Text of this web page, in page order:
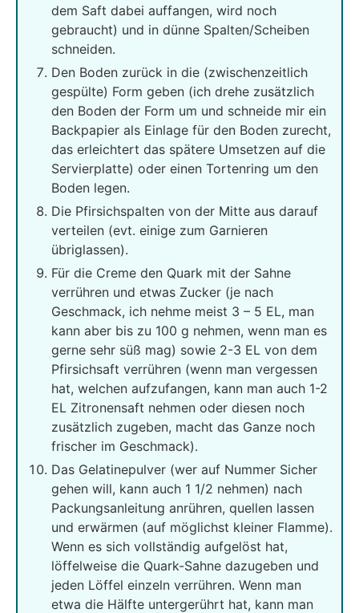
dem Saft dabei auffangen, wird noch
gebraucht) und in dünne Spalten/Scheiben
schneiden.
Den Boden zurück in die (zwischenzeitlich
gespülte) Form geben (ich drehe zusätzlich
den Boden der Form um und schneide mir ein
Backpapier als Einlage für den Boden zurecht,
das erleichtert das spätere Umsetzen auf die
Servierplatte) oder einen Tortenring um den
Boden legen.
Die Pfirsichspalten von der Mitte aus darauf
verteilen (evt. einige zum Garnieren
übriglassen).
Für die Creme den Quark mit der Sahne
verrühren und etwas Zucker (je nach
Geschmack, ich nehme meist 3 – 5 EL, man
kann aber bis zu 100 g nehmen, wenn man es
gerne sehr süß mag) sowie 2-3 EL von dem
Pfirsichsaft verrühren (wenn man vergessen
hat, welchen aufzufangen, kann man auch 1-2
EL Zitronensaft nehmen oder diesen noch
zusätzlich zugeben, macht das Ganze noch
frischer im Geschmack).
Das Gelatinepulver (wer auf Nummer Sicher
gehen will, kann auch 1 1/2 nehmen) nach
Packungsanleitung anrühren, quellen lassen
und erwärmen (auf möglichst kleiner Flamme).
Wenn es sich vollständig aufgelöst hat,
löffelweise die Quark-Sahne dazugeben und
jeden Löffel einzeln verrühren. Wenn man
etwa die Hälfte untergerührt hat, kann man